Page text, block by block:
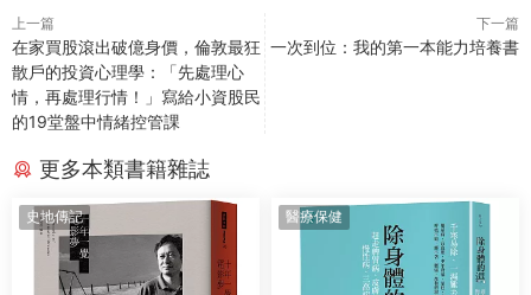
上一篇
在家買股滾出破億身價，倫敦最狂
散戶的投資心理學：「先處理心
情，再處理行情！」寫給小資股民
的19堂盤中情緒控管課
下一篇
一次到位：我的第一本能力培養書
更多本類書籍雜誌
史地傳記 醫療保健